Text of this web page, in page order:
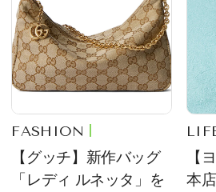
FASHION
【グッチ】新作バッグ
「レディ ルネッタ」を
【
本